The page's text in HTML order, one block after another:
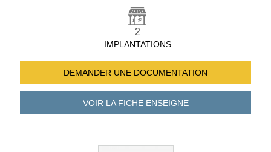
2
IMPLANTATIONS
DEMANDER UNE DOCUMENTATION
VOIR LA FICHEENSEIGNE